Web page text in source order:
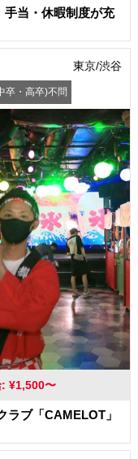
手当・休暇制度が充
東京/渋谷
卒・高卒)不問
¥1,500〜
ラブ「CAMELOT」